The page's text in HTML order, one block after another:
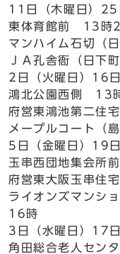
11日（木曜日）25
東体育館前 13時
マンハイム石切
ＪＡ孔舎衙（日
2日（火曜日）16日
鴻北公園西側 13
府営東鴻池第二
メープルコート
5日（金曜日）19日
玉串西団地集会
府営東大阪玉串
ライオンズマンシ
16時
3日（水曜日）17日
角田総合老人セ